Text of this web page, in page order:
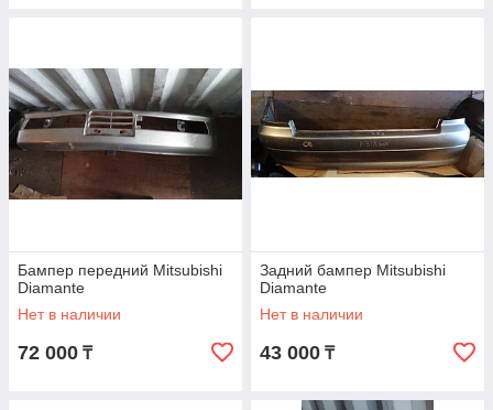
Бампер передний Mitsubishi
Diamante
Нет в наличии
72 000 ₸
Задний бампер Mitsubishi
Diamante
Нет в наличии
43 000 ₸